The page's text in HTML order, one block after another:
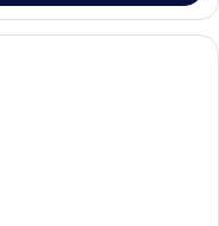
Hotelzimmer mit